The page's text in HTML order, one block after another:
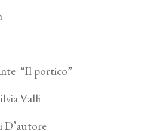
“Il portico”
Valli
D’autore